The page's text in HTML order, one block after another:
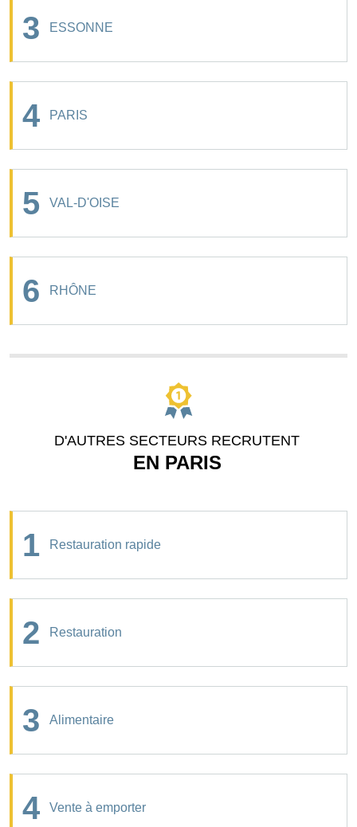
3 ESSONNE
4 PARIS
5 VAL-D'OISE
6 RHÔNE
D'AUTRES SECTEURS RECRUTENT
EN PARIS
1 Restauration rapide
2 Restauration
3 Alimentaire
4 Vente à emporter